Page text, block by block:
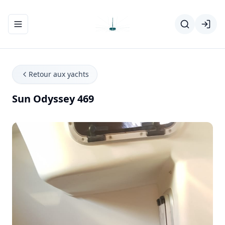
Ouvrir/fermer le menu de navigation
Retour aux yachts
Sun Odyssey 469